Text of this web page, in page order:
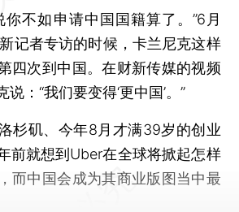
不如申请中国国籍算了。”6月
记者专访的时候，卡兰尼克这样
四次到中国。在财新传媒的视频
：“我们要变得‘更中国’。”
矶、今年8月才满39岁的创业
前就想到Uber在全球将掀起怎样
而中国会成为其商业版图当中最